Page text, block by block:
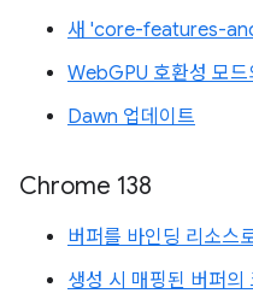
새 'core-features-
WebGPU 호환성 모드
Dawn 업데이트
Chrome 138
버퍼를 바인딩 리소스
생성 시 매핑된 버퍼의